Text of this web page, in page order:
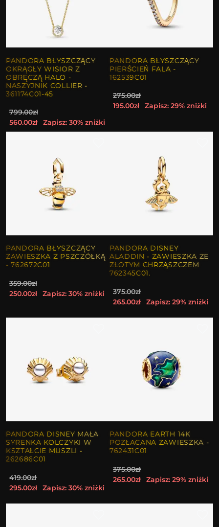
PANDORA BŁYSZCZĄCY
OKRĄGŁY WISIOR Z
OBRĘCZĄ HALO -
NASZYJNIK COLLIER -
361174C01-45
799.00zł
560.00zł
Zapisz: 30% zniżki
PANDORA BŁYSZCZĄCY
PIERŚCIEŃ FALA -
162539C01
275.00zł
195.00zł
Zapisz: 29% zniżki
PANDORA BŁYSZCZĄCY
ZAWIESZKA Z PSZCZÓŁKĄ
- 762672C01
359.00zł
250.00zł
Zapisz: 30% zniżki
PANDORA DISNEY
ALADDIN - ZAWIESZKA ZE
ZŁOTYM CHRZĄSZCZEM
762345C01.
375.00zł
265.00zł
Zapisz: 29% zniżki
PANDORA DISNEY MAŁA
SYRENKA KOLCZYKI W
KSZTAŁCIE MUSZLI -
262686C01
419.00zł
295.00zł
Zapisz: 30% zniżki
PANDORA EARTH 14K
POZŁACANA ZAWIESZKA -
762431C01
375.00zł
265.00zł
Zapisz: 29% zniżki